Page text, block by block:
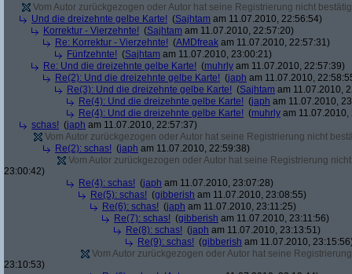
Vom Autor zurückgezogen oder Autor hat seine Registrierung nicht
Und die dreizehnte gelbe Karte! (Sajhtam am 11.07.2010, 22:56:54)
Korrektur - Vierzehnte! (Sajhtam am 11.07.2010, 22:57:20)
Re: Korrektur - Vierzehnte! (AMDfreak am 11.07.2010, 22:57:31)
Fünfzehnte! (Sajhtam am 11.07.2010, 23:00:21)
Re: Und die dreizehnte gelbe Karte! (muhrly am 11.07.2010, 22:57:39)
Re(2): Und die dreizehnte gelbe Karte! (japh am 11.07.2010,
Re(3): Und die dreizehnte gelbe Karte! (Sajhtam am 11.07.2010,
Re(4): Und die dreizehnte gelbe Karte! (japh am 11.07.2010,
Re(4): Und die dreizehnte gelbe Karte! (muhrly am 11.07.2010,
schas! (japh am 11.07.2010, 22:57:37)
Vom Autor zurückgezogen oder Autor hat seine Registrierung nicht
Re(2): schas! (japh am 11.07.2010, 22:59:38)
Vom Autor zurückgezogen oder Autor hat seine Registrierung
23:00:42)
Re(4): schas! (japh am 11.07.2010, 23:07:28)
Re(5): schas! (gibberish am 11.07.2010, 23:08:55)
Re(6): schas! (japh am 11.07.2010, 23:11:25)
Re(7): schas! (gibberish am 11.07.2010, 23:11:56)
Re(8): schas! (japh am 11.07.2010, 23:13:51)
Re(9): schas! (gibberish am 11.07.2010,
Vom Autor zurückgezogen oder Autor hat seine
23:10:53)